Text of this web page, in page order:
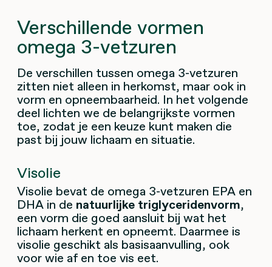
Verschillende vormen
omega 3-vetzuren
De verschillen tussen omega 3-vetzuren
zitten niet alleen in herkomst, maar ook in
vorm en opneembaarheid. In het volgende
deel lichten we de belangrijkste vormen
toe, zodat je een keuze kunt maken die
past bij jouw lichaam en situatie.
Visolie
Visolie bevat de omega 3-vetzuren EPA en
DHA in de natuurlijke triglyceridenvorm,
een vorm die goed aansluit bij wat het
lichaam herkent en opneemt. Daarmee is
visolie geschikt als basisaanvulling, ook
voor wie af en toe vis eet.